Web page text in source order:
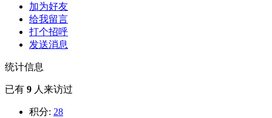
加为好友
给我留言
打个招呼
发送消息
统计信息
已有 9 人来访过
积分: 28